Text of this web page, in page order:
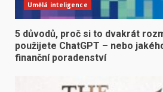
Umělá inteligence
5 důvodů, proč si to dvakrát
použijete ChatGPT – nebo
finanční poradenství